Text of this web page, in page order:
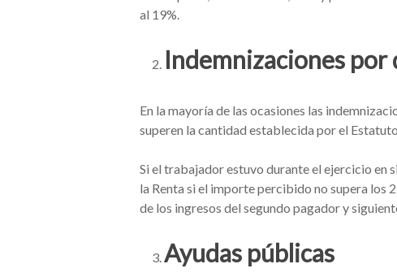
al 19%.
Indemnizaciones por
En la mayoría de las ocasiones las
superen la cantidad establecida por el
Si el trabajador estuvo durante el ejercicio en
la Renta si el importe percibido no supera los
de los ingresos del segundo pagador y
Ayudas públicas